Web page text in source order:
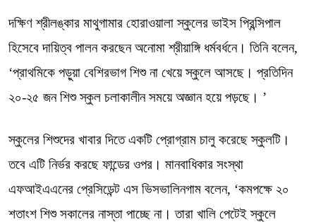
দক্ষিণ শ্রীলঙ্কার মাথুগামার হোরাওয়ালা স্কুলের ভাইস প্রিন্সিপাল
হিসেবে দায়িত্ব পালন করছেন অনোমা শ্রীয়াঙ্গি ধর্মবর্ধনে। তিনি বলেন,
‘প্রাথমিকে পড়ুয়া বেশিরভাগ শিশু না খেয়ে স্কুলে আসছে। প্রতিদিন
২০-২৫ জন শিশু স্কুল চলাকালীন সময়ে অজ্ঞান হয়ে পড়ছে। ’
স্কুলের শিশুদের খাবার দিতে একটি প্রোগ্রাম চালু করেছে স্কুলটি।
তবে এটি নির্ভর করছে ফান্ডের ওপর। মানবাধিকার সংস্থা
এফআইএএনের প্রেসিডেন্ট এস ভিসভালিনগাম বলেন, ‘কমপক্ষে ২০
শতাংশ শিশু সকালের নাস্তা পাচ্ছে না। তারা খালি পেটেই স্কুলে